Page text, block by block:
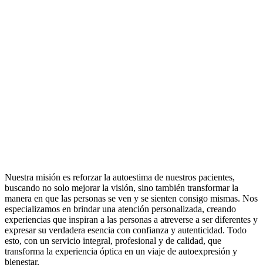
Nuestra misión es reforzar la autoestima de nuestros pacientes,
buscando no solo mejorar la visión, sino también transformar la
manera en que las personas se ven y se sienten consigo mismas. Nos
especializamos en brindar una atención personalizada, creando
experiencias que inspiran a las personas a atreverse a ser diferentes y
expresar su verdadera esencia con confianza y autenticidad. Todo
esto, con un servicio integral, profesional y de calidad, que
transforma la experiencia óptica en un viaje de autoexpresión y
bienestar.